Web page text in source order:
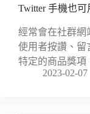
Twitter 手機也可
經常會在社群網
使用者按讚、留
特定的商品獎
2023-02-07